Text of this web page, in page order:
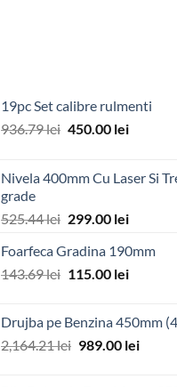
19pc Set calibre rulmenti
936.79lei Prețul
fost:
450.00 leiPrețul
450.00
Nivela 400mm Cu Laser Si
grade
525.44lei Prețul
a
fost:
299.00 leiPrețul
este:
299.00
Foarfeca Gradina 190mm
143.69lei Prețul
fost:
143.69 lei.
115.00 leiPrețul
115.00
Drujba pe Benzina 450mm
2,164.21lei Prețul
989.00 leiPrețul